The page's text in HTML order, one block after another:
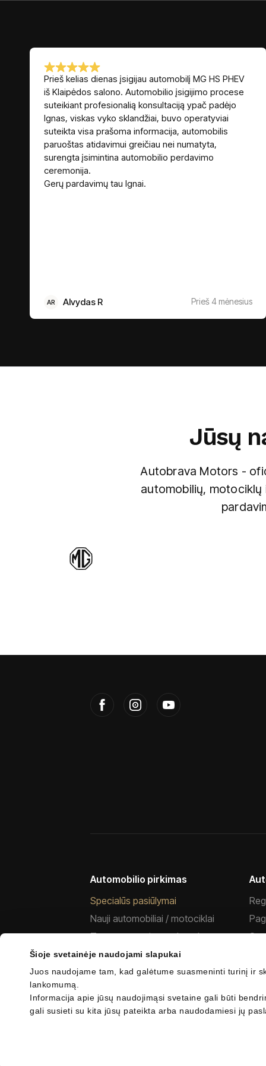
Šioje svetainėje naudojami slapukai
Juos naudojame tam, kad galėtume suasmeninti turinį ir
lankomumą.
Informacija apie jūsų naudojimąsi svetaine gali būti
gali susieti su kita jūsų pateikta arba naudodamiesi jų
Prieš kelias dienas įsigijau automobilį MG HS PHEV
iš Klaipėdos salono. Automobilio įsigijimo procese
suteikiant profesionalią konsultaciją ypač padėjo
Ignas, viskas vyko sklandžiai, buvo operatyviai
suteikta visa prašoma informacija, automobilis
paruoštas atidavimui greičiau nei numatyta,
surengta įsimintina automobilio perdavimo
ceremonija.
Gerų pardavimų tau Ignai.
AR Alvydas R Prieš 4 mėnesius
Jūsų
Autobrava Motors -
automobilių,
Automobilio pirkimas
Specialūs pasiūlymai
Nauji automobiliai / motociklai
Transporto priemonės salone
Naudoti automobiliai
Finansuokite automobilį
Verslo klientams